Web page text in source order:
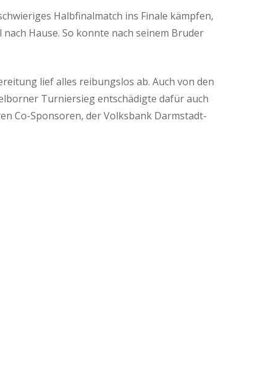
Halbfinalmatch ins Finale kämpfen,
Hause. So konnte nach seinem Bruder
lief alles reibungslos ab. Auch von den
Turniersieg entschädigte dafür auch
Co-Sponsoren, der Volksbank Darmstadt-